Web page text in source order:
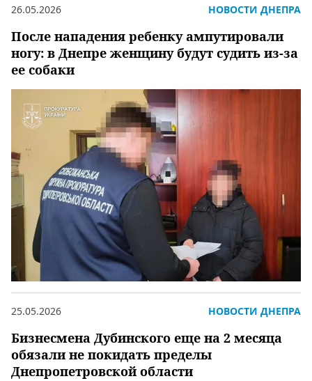
После нападения ребенку ампутировали
ногу: в Днепре женщину будут судить из-за
ее собаки
26.05.2026 НОВОСТИ ДНЕПРА
Бизнесмена Дубинского еще на 2 месяца
обязали не покидать пределы
Днепропетровской области
25.05.2026 НОВОСТИ ДНЕПРА